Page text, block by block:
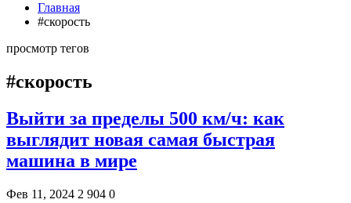
Главная
#скорость
просмотр тегов
#скорость
Выйти за пределы 500 км/ч: как
выглядит новая самая быстрая
машина в мире
Фев 11, 2024 2 904 0